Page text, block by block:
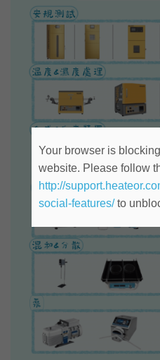
Your browser is
website. Please follow
http://
social-features/to